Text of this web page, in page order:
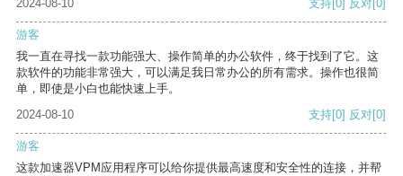
2024-08-10 支持[0] 反对[0]
游客
我一直在寻找一款功能强大、操作简单的办公软件，终于找到了它。这
款软件的功能非常强大，可以满足我日常办公的所有需求。操作也很简
单，即使是小白也能快速上手。
2024-08-10
支持[0] 反对[0]
游客
这款加速器VPM应用程序可以给你提供最高速度和安全性的连接，并帮